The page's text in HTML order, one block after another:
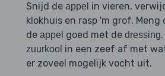
Snijd de appel in vieren,
klokhuis en rasp 'm grof. Meng
de appel goed met de dressing
zuurkool in een zeef af met
er zoveel mogelijk vocht uit.